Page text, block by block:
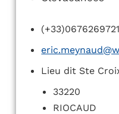
(+33)0676269721
Lieu dit Ste
33220
RIOCAUD